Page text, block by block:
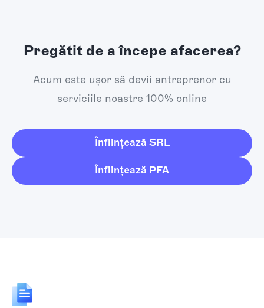
Pregătit de a începe afacerea?
Acum este ușor să devii antreprenor cu
serviciile noastre 100% online
Înființează SRL
Înființează PFA